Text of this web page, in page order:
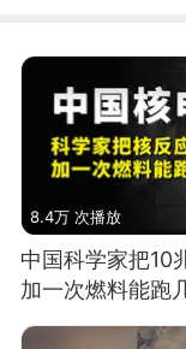
8.4万 次播放
中国科学家把10
加一次燃料能跑